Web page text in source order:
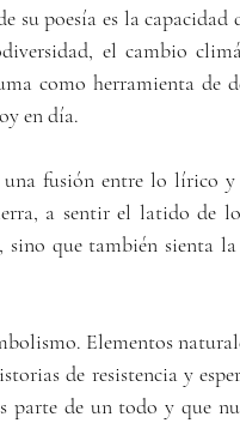
el cambio
como herramienta de
en día.
a sentir el latido de
que también sienta
de resistencia y
parte de un todo y que